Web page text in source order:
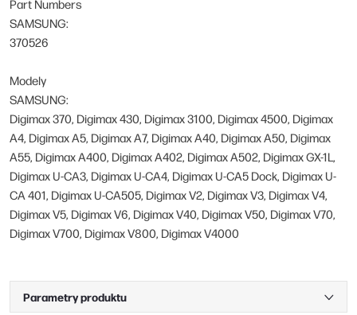
Part Numbers
SAMSUNG:
370526
Modely
SAMSUNG:
Digimax 370, Digimax 430, Digimax 3100, Digimax 4500, Digimax
A4, Digimax A5, Digimax A7, Digimax A40, Digimax A50, Digimax
A55, Digimax A400, Digimax A402, Digimax A502, Digimax GX-1L,
Digimax U-CA3, Digimax U-CA4, Digimax U-CA5 Dock, Digimax U-
CA 401, Digimax U-CA505, Digimax V2, Digimax V3, Digimax V4,
Digimax V5, Digimax V6, Digimax V40, Digimax V50, Digimax V70,
Digimax V700, Digimax V800, Digimax V4000
Parametry produktu